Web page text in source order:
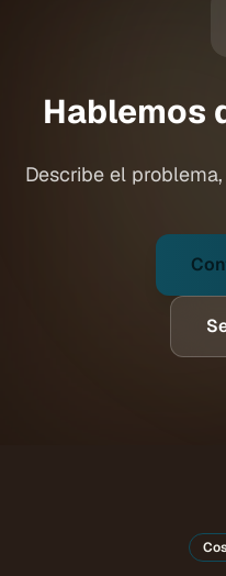
Hablemos
Describe el